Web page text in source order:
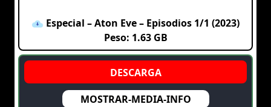
Especial – Aton Eve – Episodios 1/1 (2023)
Peso: 1.63 GB
MOSTRAR-MEDIA-INFO